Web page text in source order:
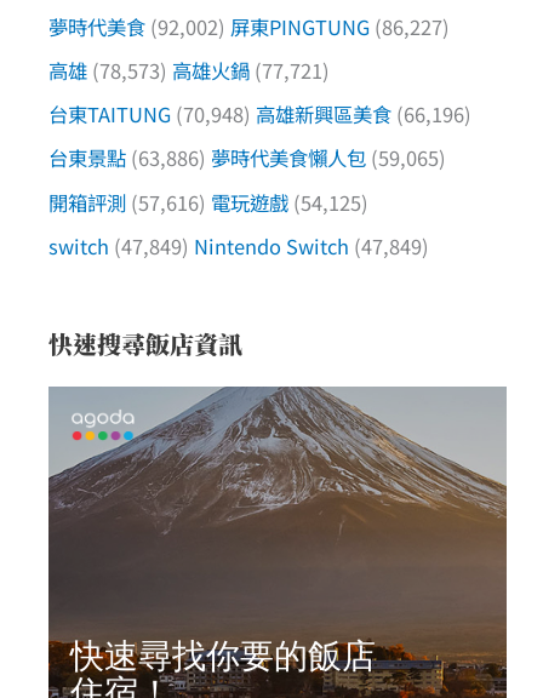
夢時代美食 (92,002) 屏東PINGTUNG (86,227)
高雄 (78,573) 高雄火鍋 (77,721)
台東TAITUNG (70,948) 高雄新興區美食 (66,196)
台東景點 (63,886) 夢時代美食懶人包 (59,065)
開箱評測 (57,616) 電玩遊戲 (54,125)
switch (47,849) Nintendo Switch (47,849)
快速搜尋飯店資訊